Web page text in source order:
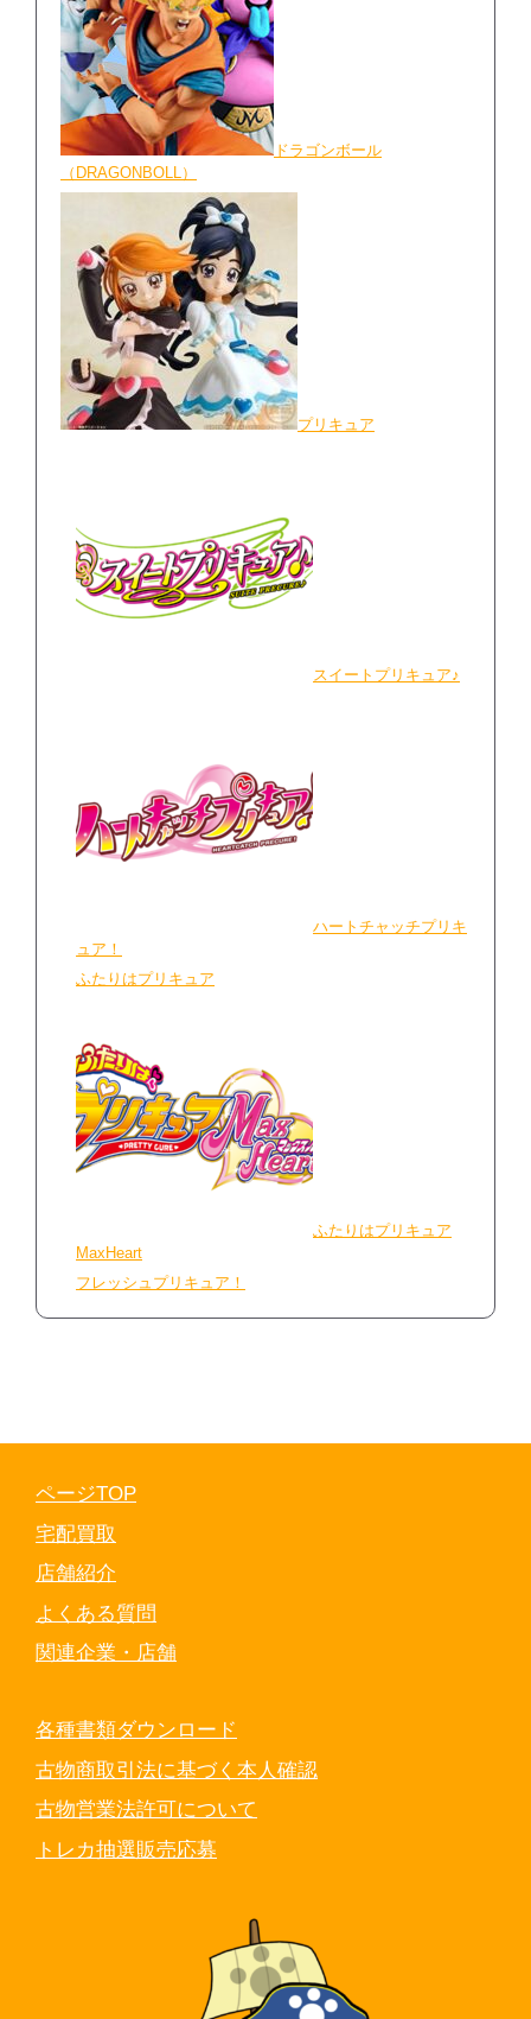
ドラゴンボール
（DRAGONBOLL）
プリキュア
スイートプリキュア♪
ハートチャッチプリキ
ュア！
ふたりはプリキュア
ふたりはプリキュア
MaxHeart
フレッシュプリキュア！
ページTOP
宅配買取
店舗紹介
よくある質問
関連企業・店舗
各種書類ダウンロード
古物商取引法に基づく本人確認
古物営業法許可について
トレカ抽選販売応募